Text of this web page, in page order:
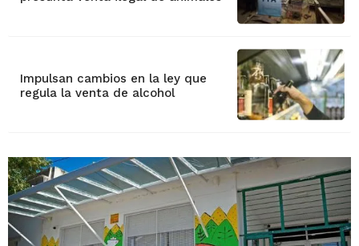
Impulsan cambios en la ley que
regula la venta de alcohol